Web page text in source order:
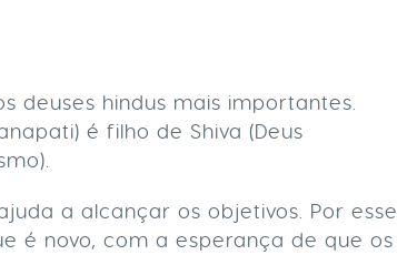
deuses hindus mais importantes.
é filho de Shiva (Deus
a alcançar os objetivos. Por esse
é novo, com a esperança de que os